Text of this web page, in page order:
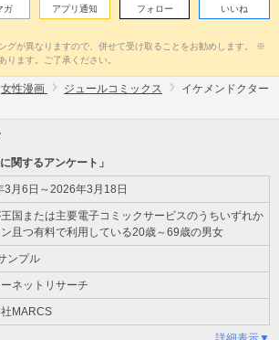
ガ アプリ通知 フォロー いいね
グが異なりますので、併せて受け取ることをお勧めします。 ※
ります。ご了承ください。
女性漫画 ジュールコミックス
イケメンドクター
関するアンケート」
3月6日～2026年3月18日
王国または主要電子コミックサービスのうちいずれか
且つ有料で利用している20歳～69歳の男女
ンプル
ネットリサーチ
MARCS